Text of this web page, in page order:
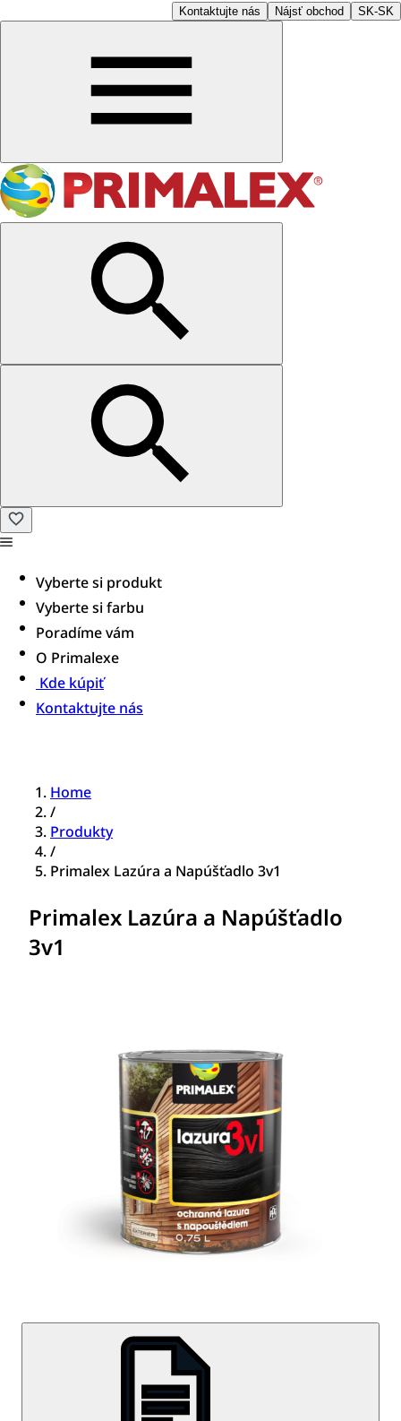
Kontaktujte nás Nájsť obchod SK-SK
Vyberte si produkt
Vyberte si farbu
Poradíme vám
O Primalexe
Kde kúpiť
Kontaktujte nás
Home
/
Produkty
/
Primalex Lazúra a Napúšťadlo 3v1
Primalex Lazúra a Napúšťadlo
3v1